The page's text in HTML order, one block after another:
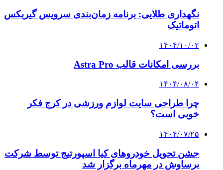
نگهداری طلایی: برنامه زمان‌بندی سرویس گیربکس
اتوماتیک
۱۴۰۴/۱۰/۰۲
بررسی امکانات قالب Astra Pro
۱۴۰۴/۰۸/۰۴
چرا طراحی سایت لوازم ورزشی در کرج فکر
خوبی است؟
۱۴۰۴/۰۷/۲۵
جشن تحویل خودروهای کیا اسپورتیج توسط شرکت
برساوش در مهرماه برگزار شد